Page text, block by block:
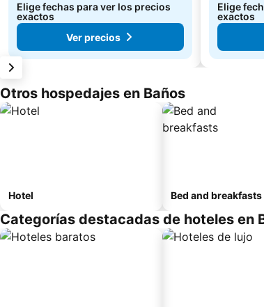
Elige fechas para ver los precios
exactos
Ver precios
Elige
exactos
Otros hospedajes en Baños
Hotel Bed and breakfasts
Categorías destacadas de hoteles en